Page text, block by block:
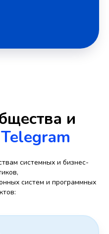
и
Telegram
системных и бизнес-
систем и программных